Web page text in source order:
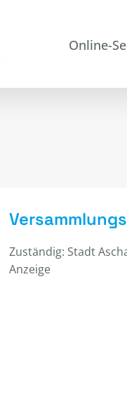
Online-
Zuständig: Stadt
Anzeige